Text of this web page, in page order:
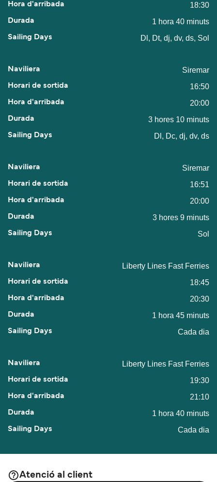
18:30
1 hora 40 minuts
Dl, Dt, dj, dv, ds, Sol
Siremar
16:50
20:00
3 hores 10 minuts
Dl, Dc, dj, dv, ds
Siremar
16:51
20:00
3 hores 9 minuts
Sol
Liberty Lines Fast Ferries
18:45
20:30
1 hora 45 minuts
Cada dia
Liberty Lines Fast Ferries
19:30
21:10
1 hora 40 minuts
Cada dia
Atenció al client